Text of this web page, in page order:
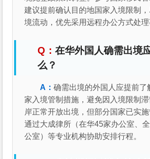
建议提前确认目的地国家入境限制
境流动，优先采用远程办公方式处理
在华外国人确需出境
么？
确需出境的外国人应提前了
家入境管制措施，避免因入境限制
岸正常开放出境，但部分国家已实
通过大成律所（在华45家办公室、
公室）等专业机构协助安排行程。